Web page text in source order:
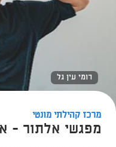
רומי עין גל
מרכז קהילתי מונטי
מפגשי אלתור -